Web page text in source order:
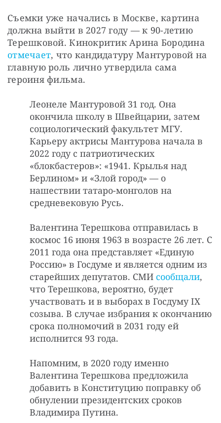
Съемки уже начались в Москве, картина
должна выйти в 2027 году — к 90-летию
отмечает, что кандидатуру Мантуровой на
главную роль лично утвердила сама
героиня фильма.
Леонеле Мантуровой 31 год. Она
окончила школу в Швейцарии, затем
социологический факультет МГУ.
Карьеру актрисы Мантурова начала в
2022 году с патриотических
«блокбастеров»: «1941. Крылья над
Берлином» и «Злой город» — о
нашествии татаро-монголов на
средневековую Русь.
Валентина Терешкова отправилась в
космос 16 июня 1963 в возрасте 26 лет. С
2011 года она представляет «Единую
Россию» в Госдуме и является одним из
старейших депутатов. СМИ сообщали,
что Терешкова, вероятно, будет
участвовать и в выборах в Госдуму IX
созыва. В случае избрания к окончанию
срока полномочий в 2031 году ей
исполнится 93 года.
Напомним, в 2020 году именно
Валентина Терешкова предложила
добавить в Конституцию поправку об
обнулении президентских сроков
Владимира Путина.